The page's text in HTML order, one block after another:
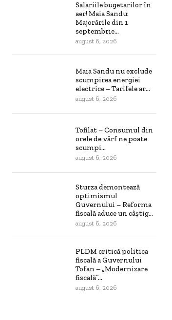
Salariile bugetarilor în
aer! Maia Sandu:
Majorările din 1
septembrie...
august 6, 2026
Maia Sandu nu exclude
scumpirea energiei
electrice – Tarifele ar...
august 6, 2026
Tofilat – Consumul din
orele de vârf ne poate
scumpi...
august 6, 2026
Sturza demontează
optimismul
Guvernului – Reforma
fiscală aduce un câștig...
august 6, 2026
PLDM critică politica
fiscală a Guvernului
Tofan – „Modernizare
fiscală”...
august 6, 2026